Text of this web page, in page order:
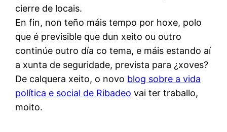
cierre de locais.
En fin, non teño máis tempo por hoxe, polo
que é previsible que dun xeito ou outro
continúe outro día co tema, e máis estando aí
a xunta de seguridade, prevista para ¿xoves?
De calquera xeito, o novo blog sobre a vida
política e social de Ribadeo vai ter traballo,
moito.